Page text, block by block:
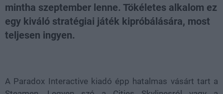
mintha szeptember lenne. Tökéletes alkalom ez
egy kiváló stratégiai játék kipróbálására, most
teljesen ingyen.
A Paradox Interactive kiadó épp hatalmas vásárt tart a